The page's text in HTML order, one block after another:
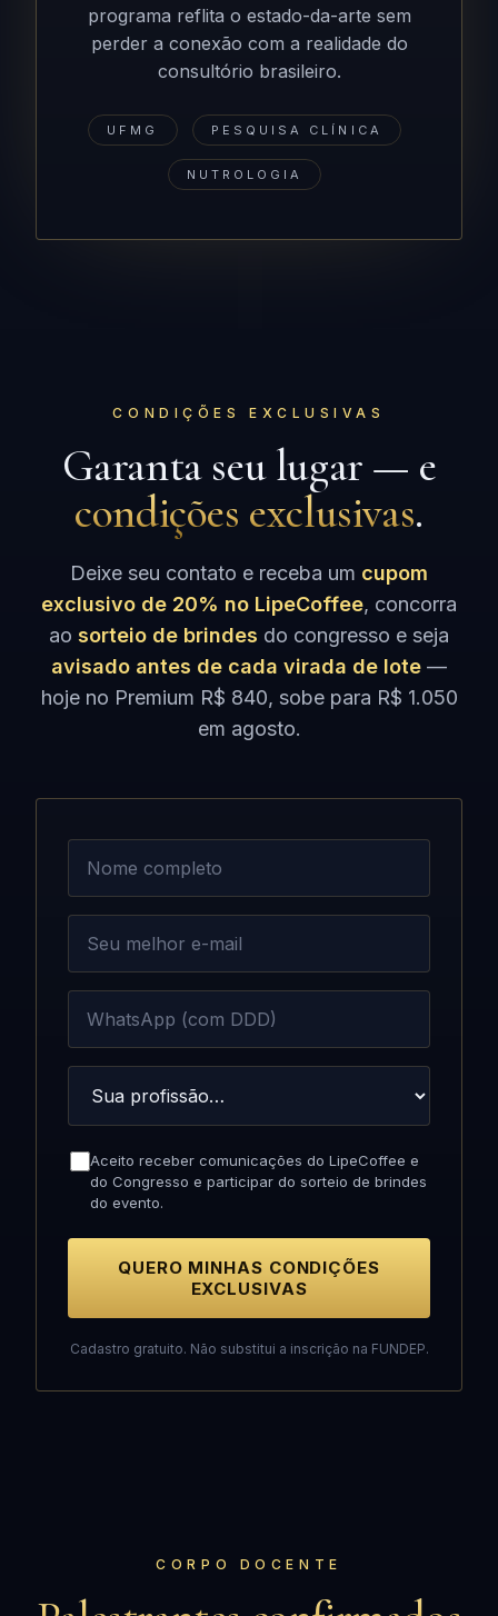
programa reflita o estado-da-arte sem
perder a conexão com a realidade do
consultório brasileiro.
UFMG PESQUISA CLÍNICA
NUTROLOGIA
CONDIÇÕES EXCLUSIVAS
Garanta seu lugar — e
condições exclusivas.
Deixe seu contato e receba um cupom
exclusivo de 20% no LipeCoffee, concorra
ao sorteio de brindes do congresso e seja
avisado antes de cada virada de lote —
hoje no Premium R$ 840, sobe para R$ 1.050
em agosto.
Aceito receber comunicações do LipeCoffee e
do Congresso e participar do sorteio de brindes
do evento.
QUERO MINHAS CONDIÇÕES
EXCLUSIVAS
Cadastro gratuito. Não substitui a inscrição na FUNDEP.
CORPO DOCENTE